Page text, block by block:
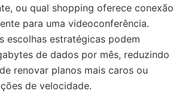
ou qual shopping oferece conexão
para uma videoconferência.
escolhas estratégicas podem
de dados por mês, reduzindo
renovar planos mais caros ou
de velocidade.